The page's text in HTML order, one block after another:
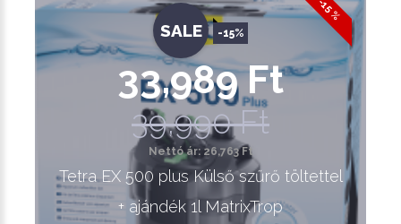
-15 %
SALE -15%
33,989 Ft
39,990 Ft
Nettó ár: 26,763 Ft
Tetra EX 500 plus Külső szűrő töltettel
+ ajándék 1l MatrixTrop